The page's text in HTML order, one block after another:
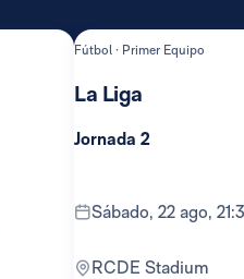
Fútbol · Primer Equipo
La Liga
Jornada 2
sábado, 22 ago,
RCDE Stadium